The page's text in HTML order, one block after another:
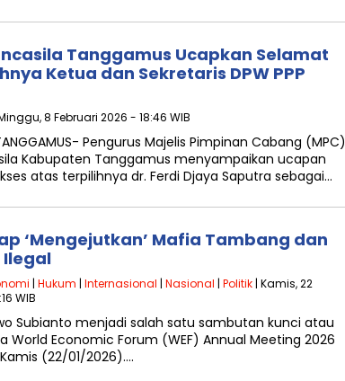
Tanggamus Ucapkan Selamat
Ketua dan Sekretaris DPW PPP
8 Februari 2026 - 18:46 WIB
Pengurus Majelis Pimpinan Cabang (MPC)
Kabupaten Tanggamus menyampaikan ucapan
atas terpilihnya dr. Ferdi Djaya Saputra sebagai…
‘Mengejutkan’ Mafia Tambang dan
Ilegal
| Hukum | Internasional | Nasional | Politik | Kamis, 22
WIB
Subianto menjadi salah satu sambutan kunci atau
World Economic Forum (WEF) Annual Meeting 2026
(22/01/2026)….